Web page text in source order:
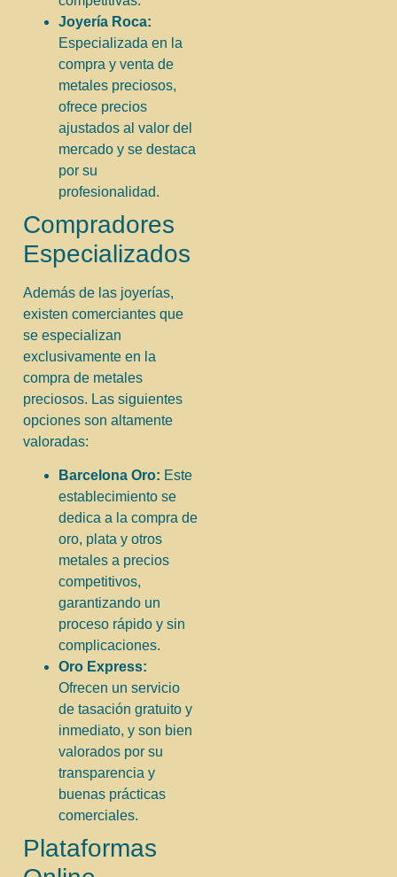
Joyería Roca:
Especializada en la
compra y venta de
metales preciosos,
ofrece precios
ajustados al valor del
mercado y se destaca
por su
profesionalidad.
Compradores
Especializados
Además de las joyerías,
existen comerciantes que
se especializan
exclusivamente en la
compra de metales
preciosos. Las siguientes
opciones son altamente
valoradas:
Barcelona Oro: Este
establecimiento se
dedica a la compra de
oro, plata y otros
metales a precios
competitivos,
garantizando un
proceso rápido y sin
complicaciones.
Oro Express:
Ofrecen un servicio
de tasación gratuito y
inmediato, y son bien
valorados por su
transparencia y
buenas prácticas
comerciales.
Plataformas